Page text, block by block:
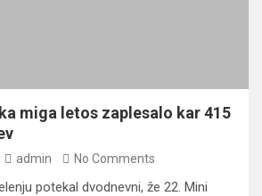
miga letos zaplesalo kar 415
admin No Comments
potekal dvodnevni, že 22. Mini